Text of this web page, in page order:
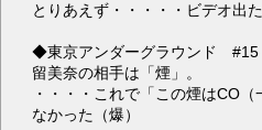
とりあえず・・・・・ビデオ出
◆東京アンダーグラウンド #15
留美奈の相手は「煙」。
・・・・これで「この煙はCO
なかった（爆）